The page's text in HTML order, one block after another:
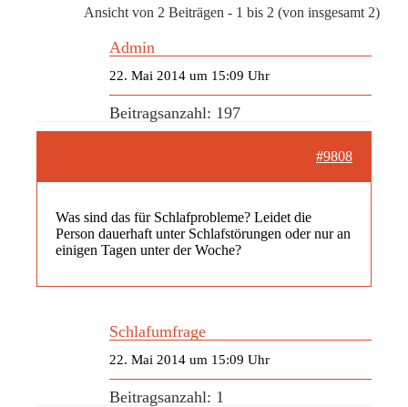
Ansicht von 2 Beiträgen - 1 bis 2 (von insgesamt 2)
Admin
22. Mai 2014 um 15:09 Uhr
Beitragsanzahl: 197
#9808
Was sind das für Schlafprobleme? Leidet die
Person dauerhaft unter Schlafstörungen oder nur an
einigen Tagen unter der Woche?
Schlafumfrage
22. Mai 2014 um 15:09 Uhr
Beitragsanzahl: 1